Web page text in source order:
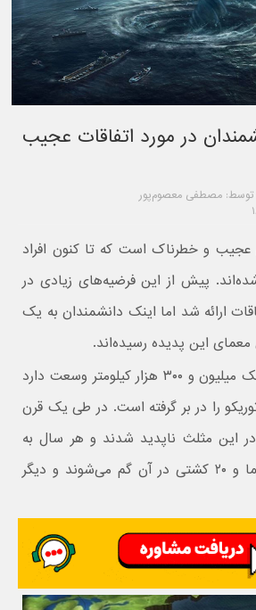
در مورد اتفاقات عجیب
توسط: مصطفی معصوم‌پور
عجیب و خطرناک است که تا کنون افراد
پیش از این فرضیه‌های زیادی در
ارائه شد اما اینک دانشمندان به یک
معمای این پدیده رسیده‌اند.
منطقه مثلثی برمودا، یک میلیون و ۳۰۰ هزار کیلومتر وسعت دارد
را در بر گرفته است. در طی یک قرن
در این مثلث ناپدید شدند و هر سال به
طور میانگین ۴ هواپیما و ۲۰ کشتی در آن گم می‌شوند و دیگر